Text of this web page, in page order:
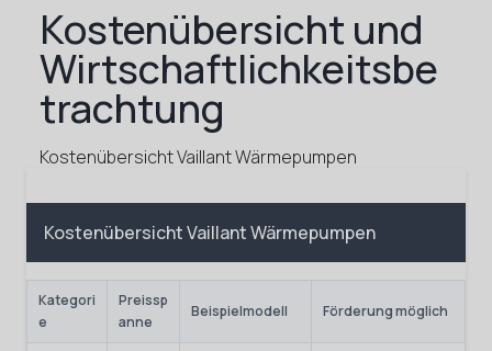
Kostenübersicht und
Wirtschaftlichkeitsbe
trachtung
Kostenübersicht Vaillant Wärmepumpen
Kostenübersicht Vaillant Wärmepumpen
Kategori
e
Preissp
anne
Beispielmodell Förderung möglich